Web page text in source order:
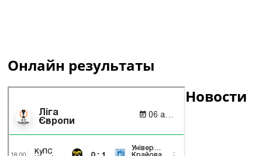
Онлайн результаты
Новости